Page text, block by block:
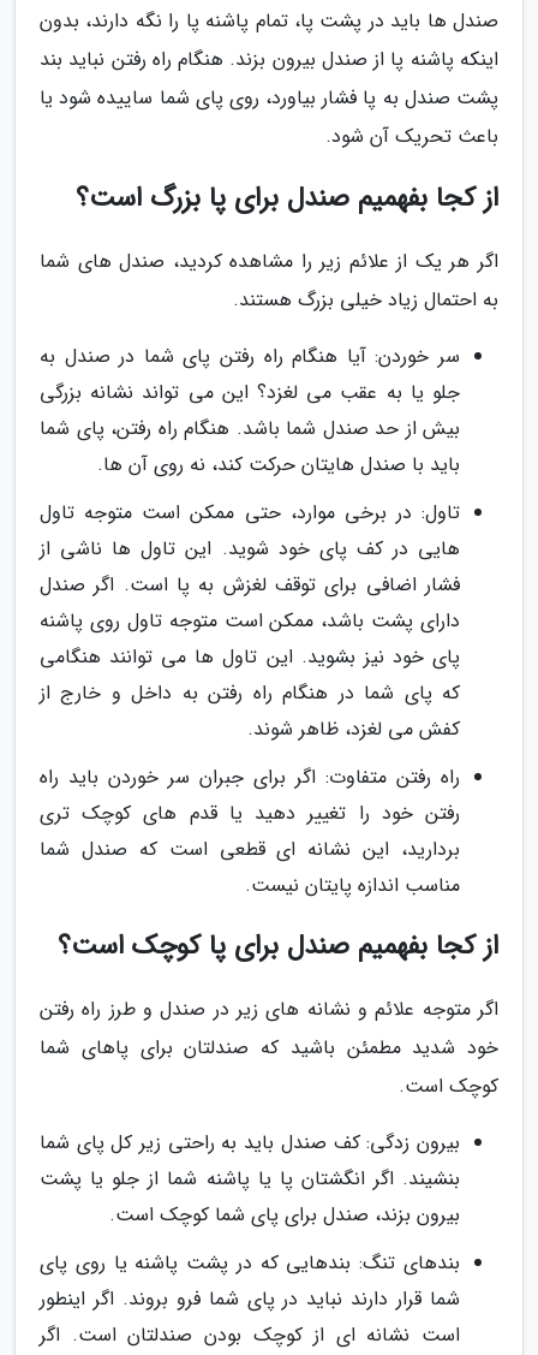
صندل ها باید در پشت پا، تمام پاشنه پا را نگه دارند، بدون
اینکه پاشنه پا از صندل بیرون بزند. هنگام راه رفتن نباید بند
پشت صندل به پا فشار بیاورد، روی پای شما ساییده شود یا
باعث تحریک آن شود.
از کجا بفهمیم صندل برای پا بزرگ است؟
اگر هر یک از علائم زیر را مشاهده کردید، صندل های شما
به احتمال زیاد خیلی بزرگ هستند.
سر خوردن: آیا هنگام راه رفتن پای شما در صندل به
جلو یا به عقب می لغزد؟ این می تواند نشانه بزرگی
بیش از حد صندل شما باشد. هنگام راه رفتن، پای شما
باید با صندل هایتان حرکت کند، نه روی آن ها.
تاول: در برخی موارد، حتی ممکن است متوجه تاول
هایی در کف پای خود شوید. این تاول ها ناشی از
فشار اضافی برای توقف لغزش به پا است. اگر صندل
دارای پشت باشد، ممکن است متوجه تاول روی پاشنه
پای خود نیز بشوید. این تاول ها می توانند هنگامی
که پای شما در هنگام راه رفتن به داخل و خارج از
کفش می لغزد، ظاهر شوند.
راه رفتن متفاوت: اگر برای جبران سر خوردن باید راه
رفتن خود را تغییر دهید یا قدم های کوچک تری
بردارید، این نشانه ای قطعی است که صندل شما
مناسب اندازه پایتان نیست.
از کجا بفهمیم صندل برای پا کوچک است؟
اگر متوجه علائم و نشانه های زیر در صندل و طرز راه رفتن
خود شدید مطمئن باشید که صندلتان برای پاهای شما
کوچک است.
بیرون زدگی: کف صندل باید به راحتی زیر کل پای شما
بنشیند. اگر انگشتان پا یا پاشنه شما از جلو یا پشت
بیرون بزند، صندل برای پای شما کوچک است.
بندهای تنگ: بندهایی که در پشت پاشنه یا روی پای
شما قرار دارند نباید در پای شما فرو بروند. اگر اینطور
است نشانه ای از کوچک بودن صندلتان است. اگر